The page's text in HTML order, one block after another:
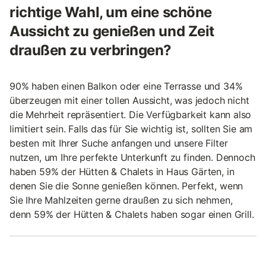
richtige Wahl, um eine schöne
Aussicht zu genießen und Zeit
draußen zu verbringen?
90% haben einen Balkon oder eine Terrasse und 34%
überzeugen mit einer tollen Aussicht, was jedoch nicht
die Mehrheit repräsentiert. Die Verfügbarkeit kann also
limitiert sein. Falls das für Sie wichtig ist, sollten Sie am
besten mit Ihrer Suche anfangen und unsere Filter
nutzen, um Ihre perfekte Unterkunft zu finden. Dennoch
haben 59% der Hütten & Chalets in Haus Gärten, in
denen Sie die Sonne genießen können. Perfekt, wenn
Sie Ihre Mahlzeiten gerne draußen zu sich nehmen,
denn 59% der Hütten & Chalets haben sogar einen Grill.